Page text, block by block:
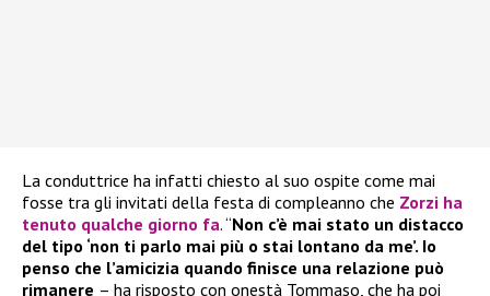
La conduttrice ha infatti chiesto al suo ospite come mai
fosse tra gli invitati della festa di compleanno che Zorzi ha
tenuto qualche giorno fa. “Non c’è mai stato un distacco
del tipo ‘non ti parlo mai più o stai lontano da me’. Io
penso che l’amicizia quando finisce una relazione può
rimanere – ha risposto con onestà Tommaso, che ha poi